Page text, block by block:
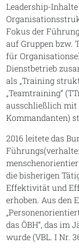
Leadership-
Fokus der
auf Gruppen bzw.
für
Dienstbetrieb
als „Training
„Teamtraining“
ausschließlich mit
Kommandanten)
2016 leitete das
die bisherigen
Effektivität und
erhoben. Aus den
das ÖBH“, das im
wurde (VBL. I Nr.